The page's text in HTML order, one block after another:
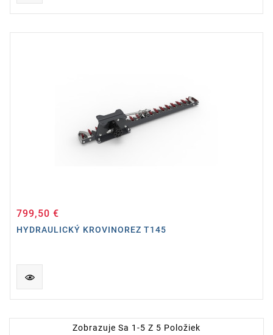
799,50 €
HYDRAULICKÝ KROVINOREZ T145
Zobrazuje Sa 1-5 Z 5 Položiek